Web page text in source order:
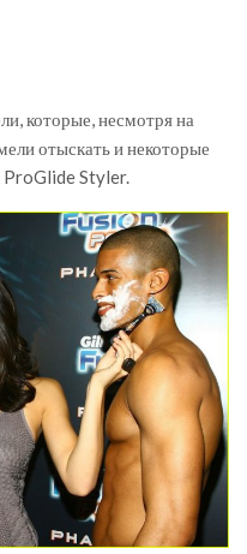
которые, несмотря на
отыскать и некоторые
ProGlide Styler.